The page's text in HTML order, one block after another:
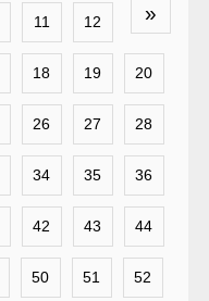
»
11 12
18 19 20
26 27 28
34 35 36
42 43 44
50 51 52